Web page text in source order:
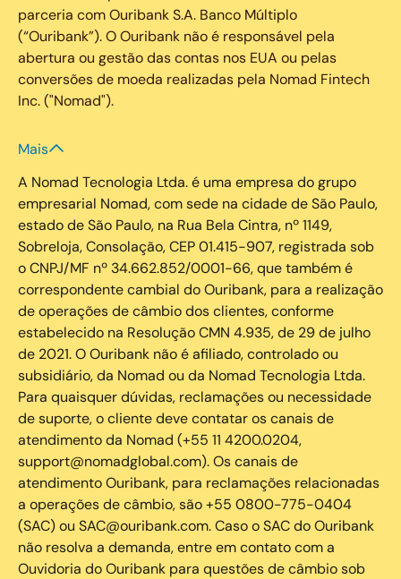
parceria com Ouribank S.A. Banco Múltiplo
(“Ouribank”). O Ouribank não é responsável pela
abertura ou gestão das contas nos EUA ou pelas
conversões de moeda realizadas pela Nomad Fintech
Inc. ("Nomad").
Mais
A Nomad Tecnologia Ltda. é uma empresa do grupo
empresarial Nomad, com sede na cidade de São Paulo,
estado de São Paulo, na Rua Bela Cintra, nº 1149,
Sobreloja, Consolação, CEP 01.415-907, registrada sob
o CNPJ/MF nº 34.662.852/0001-66, que também é
correspondente cambial do Ouribank, para a realização
de operações de câmbio dos clientes, conforme
estabelecido na Resolução CMN 4.935, de 29 de julho
de 2021. O Ouribank não é afiliado, controlado ou
subsidiário, da Nomad ou da Nomad Tecnologia Ltda.
Para quaisquer dúvidas, reclamações ou necessidade
de suporte, o cliente deve contatar os canais de
atendimento da Nomad (+55 11 4200.0204,
support@nomadglobal.com). Os canais de
atendimento Ouribank, para reclamações relacionadas
a operações de câmbio, são +55 0800-775-0404
(SAC) ou SAC@ouribank.com. Caso o SAC do Ouribank
não resolva a demanda, entre em contato com a
Ouvidoria do Ouribank para questões de câmbio sob